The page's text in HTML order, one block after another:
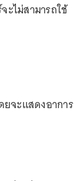
ะไม่สามารถใช้
ยจะแสดงอาการ